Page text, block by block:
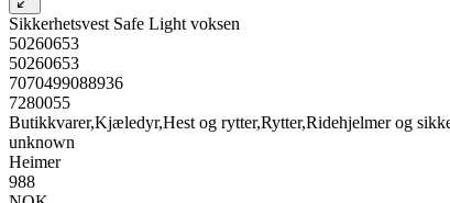
Sikkerhetsvest Safe Light voksen
50260653
50260653
7070499088936
7280055
Butikkvarer,Kjæledyr,Hest og rytter,Rytter,Ridehjelmer og
unknown
Heimer
988